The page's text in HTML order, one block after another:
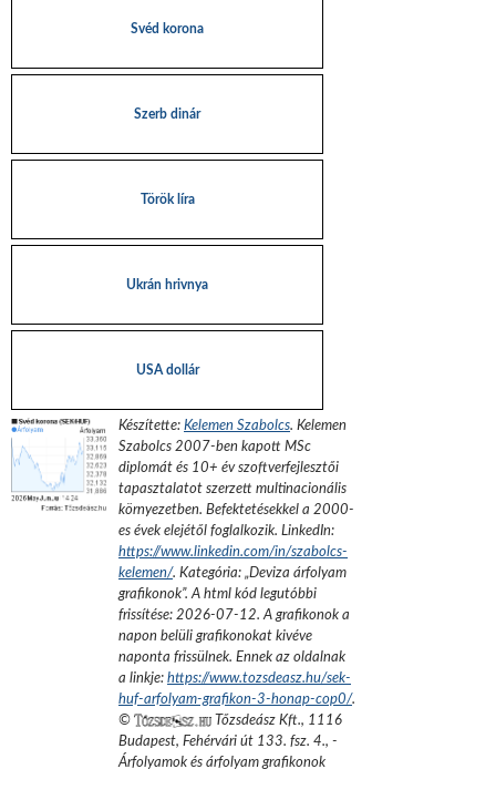
Svéd korona
Szerb dinár
Török líra
Ukrán hrivnya
USA dollár
Készítette: Kelemen Szabolcs. Kelemen
Szabolcs 2007-ben kapott MSc
diplomát és 10+ év szoftverfejlesztői
tapasztalatot szerzett multinacionális
környezetben. Befektetésekkel a 2000-
es évek elejétől foglalkozik. LinkedIn:
https://www.linkedin.com/in/szabolcs-
kelemen/. Kategória: „Deviza árfolyam
grafikonok”.A html kód legutóbbi
frissítése: 2026-07-12. A grafikonok a
napon belüli grafikonokat kivéve
naponta frissülnek. Ennek az oldalnak
a linkje: https://www.tozsdeasz.hu/sek-
huf-arfolyam-grafikon-3-honap-cop0/.
©
Tőzsdeász Kft., 1116
Budapest, Fehérvári út 133. fsz. 4., -
Árfolyamok és árfolyam grafikonok